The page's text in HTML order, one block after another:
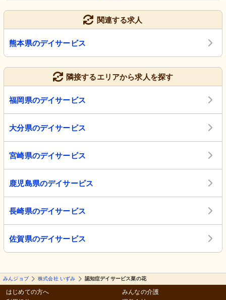
関連する求人
熊本県のデイサービス
隣接するエリアから求人を探す
福岡県のデイサービス
大分県のデイサービス
宮崎県のデイサービス
鹿児島県のデイサービス
長崎県のデイサービス
佐賀県のデイサービス
みんジョブ 株式会社 いずみ 認知症デイサービス菜の花
はじめての方へ
みんなの介護